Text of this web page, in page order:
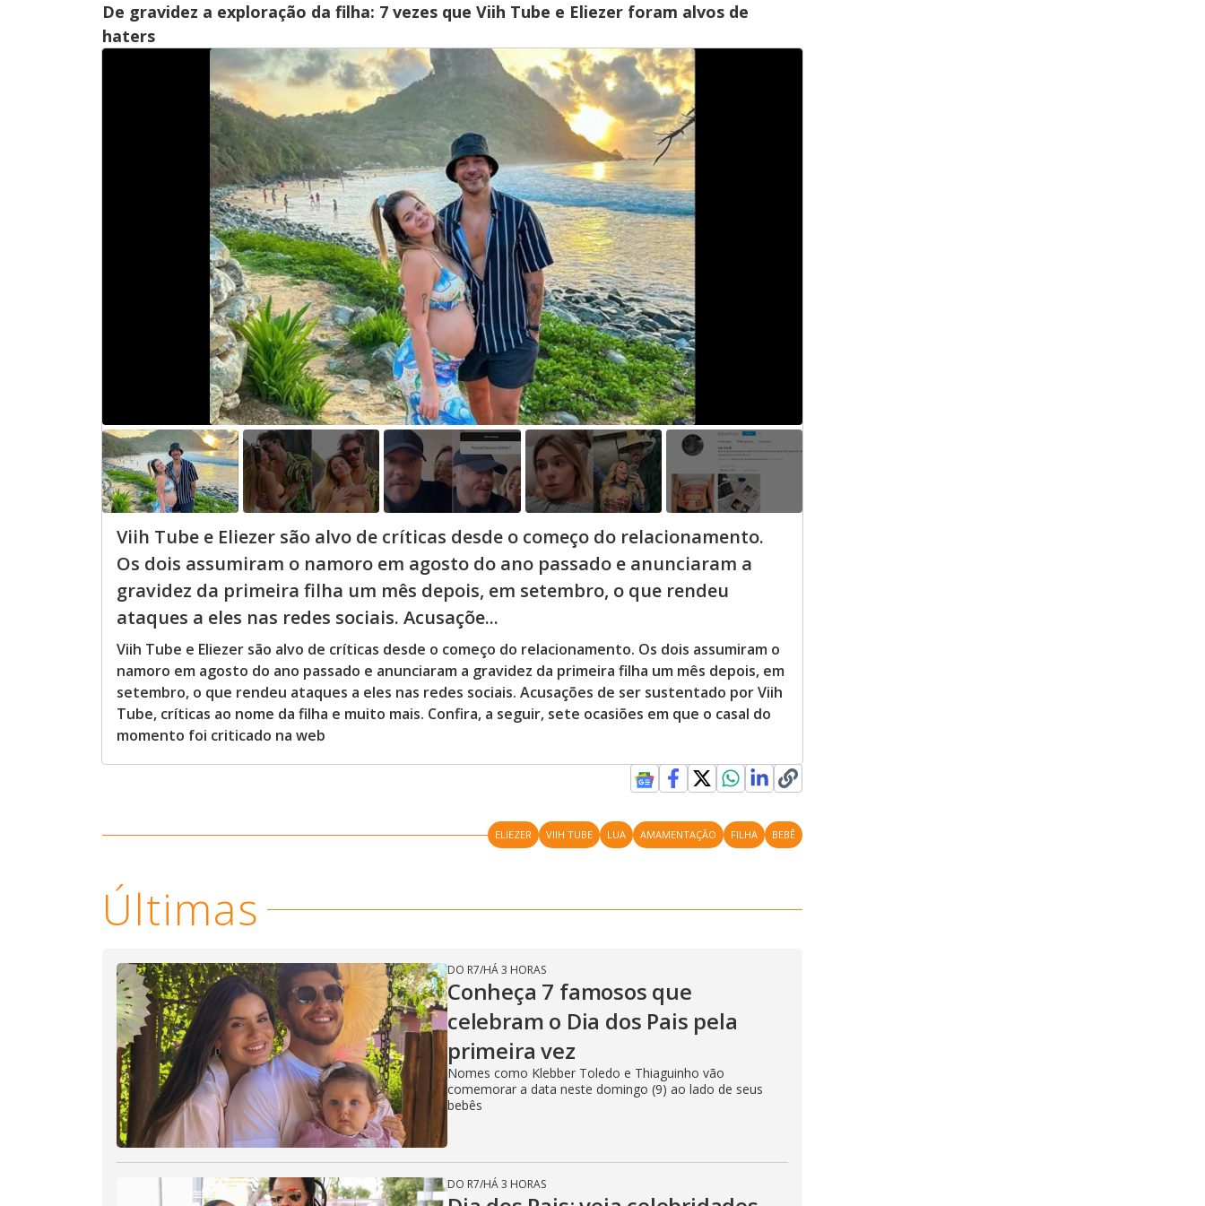
De gravidez a exploração da filha: 7 vezes que Viih Tube e Eliezer foram alvos de
haters
Viih Tube e Eliezer são alvo de críticas desde o começo do relacionamento.
Os dois assumiram o namoro em agosto do ano passado e anunciaram a
gravidez da primeira filha um mês depois, em setembro, o que rendeu
ataques a eles nas redes sociais. Acusaçõe...
Viih Tube e Eliezer são alvo de críticas desde o começo do relacionamento. Os dois assumiram o
namoro em agosto do ano passado e anunciaram a gravidez da primeira filha um mês depois, em
setembro, o que rendeu ataques a eles nas redes sociais. Acusações de ser sustentado por Viih
Tube, críticas ao nome da filha e muito mais. Confira, a seguir, sete ocasiões em que o casal do
momento foi criticado na web
ELIEZER VIIH TUBE LUA AMAMENTAÇÃO FILHA BEBÊ
Últimas
DO R7/HÁ 3 HORAS
Conheça 7 famosos que
celebram o Dia dos Pais pela
primeira vez
Nomes como Klebber Toledo e Thiaguinho vão
comemorar a data neste domingo (9) ao lado de seus
bebês
DO R7/HÁ 3 HORAS